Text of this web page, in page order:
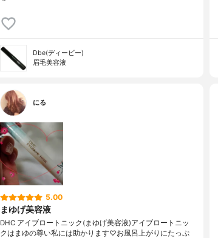
Dbe(ディービー)
眉毛美容液
にる
5.00
まゆげ美容液
DHC アイブロートニック(まゆげ美容液)アイブロートニッ
クはまゆの尊い私には助かります♡お風呂上がりにたっぷ